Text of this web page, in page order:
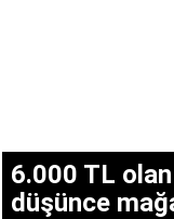
6.000 TL
düşünce